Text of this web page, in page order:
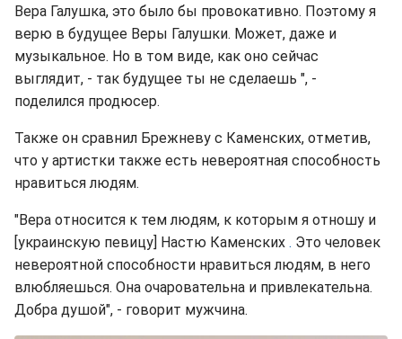
Вера Галушка, это было бы провокативно. Поэтому я
верю в будущее Веры Галушки. Может, даже и
музыкальное. Но в том виде, как оно сейчас
выглядит, - так будущее ты не сделаешь ", -
поделился продюсер.
Также он сравнил Брежневу с Каменских, отметив,
что у артистки также есть невероятная способность
нравиться людям.
"Вера относится к тем людям, к которым я отношу и
[украинскую певицу] Настю Каменских . Это человек
невероятной способности нравиться людям, в него
влюбляешься. Она очаровательна и привлекательна.
Добра душой", - говорит мужчина.